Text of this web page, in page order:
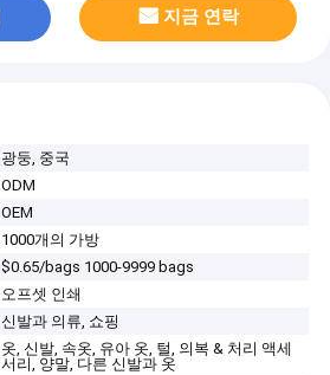
지금 연락
광둥, 중국
ODM
OEM
1000개의 가방
$0.65/bags 1000-9999 bags
오프셋 인쇄
신발과 의류, 쇼핑
옷, 신발, 속옷, 유아 옷, 털, 의복 & 처리 액세
서리, 양말, 다른 신발과 옷